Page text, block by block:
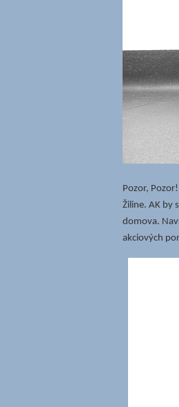
Pozor,
Žiline. AK by
domova.
akciových